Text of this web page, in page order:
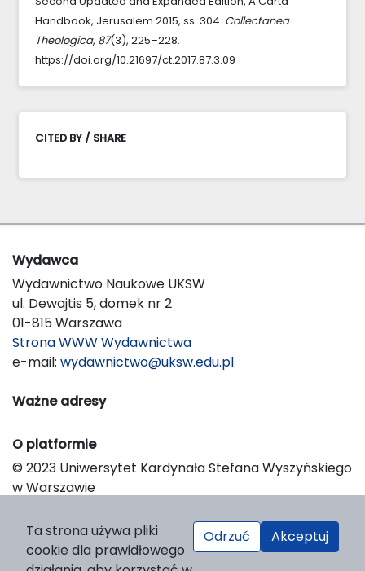
Handbook, Jerusalem 2015, ss. 304. Collectanea
Theologica, 87(3), 225–228.
https://doi.org/10.21697/ct.2017.87.3.09
CITED BY / SHARE
Wydawca
Wydawnictwo Naukowe UKSW
ul. Dewajtis 5, domek nr 2
01-815 Warszawa
Strona WWW Wydawnictwa
e-mail: wydawnictwo@uksw.edu.pl
Ważne adresy
O platformie
© 2023 Uniwersytet Kardynała Stefana Wyszyńskiego
w Warszawie
Platform & Workflow by OJS/PKP
Ta strona używa pliki
cookie dla prawidłowego
Odrzuć Akceptuj